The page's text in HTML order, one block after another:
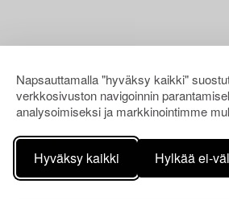
Napsauttamalla "hyväksy kaikki"
verkkosivuston navigoinnin
analysoimiseksi ja markkinointimme
Hyväksy kaikki Hylkää ei-